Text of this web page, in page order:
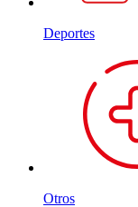
Deportes
Otros